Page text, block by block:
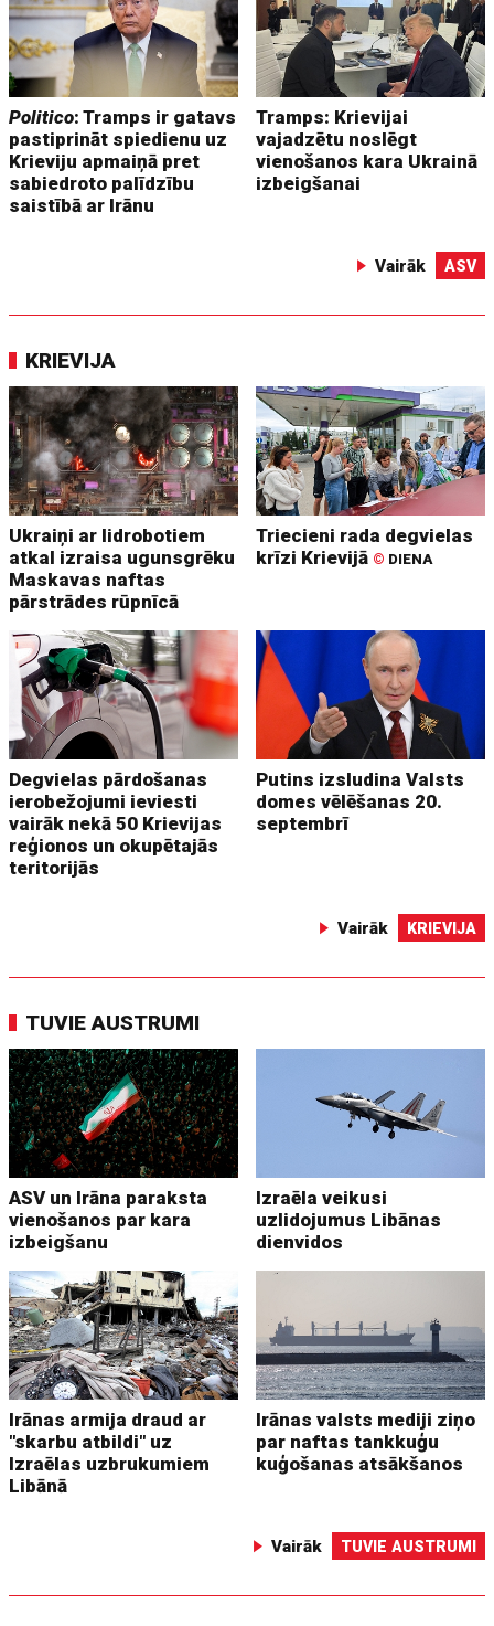
Politico: Tramps ir gatavs
pastiprināt spiedienu uz
Krieviju apmaiņā pret
sabiedroto palīdzību
saistībā ar Irānu
Tramps: Krievijai
vajadzētu noslēgt
vienošanos kara Ukrainā
izbeigšanai
Vairāk ASV
KRIEVIJA
Ukraiņi ar lidrobotiem
atkal izraisa ugunsgrēku
Maskavas naftas
pārstrādes rūpnīcā
Triecieni rada degvielas
krīzi Krievijā © DIENA
Degvielas pārdošanas
ierobežojumi ieviesti
vairāk nekā 50 Krievijas
reģionos un okupētajās
teritorijās
Putins izsludina Valsts
domes vēlēšanas 20.
septembrī
Vairāk KRIEVIJA
TUVIE AUSTRUMI
ASV un Irāna paraksta
vienošanos par kara
izbeigšanu
Izraēla veikusi
uzlidojumus Libānas
dienvidos
Irānas armija draud ar
"skarbu atbildi" uz
Izraēlas uzbrukumiem
Libānā
Irānas valsts mediji ziņo
par naftas tankkuģu
kuģošanas atsākšanos
Vairāk TUVIE AUSTRUMI